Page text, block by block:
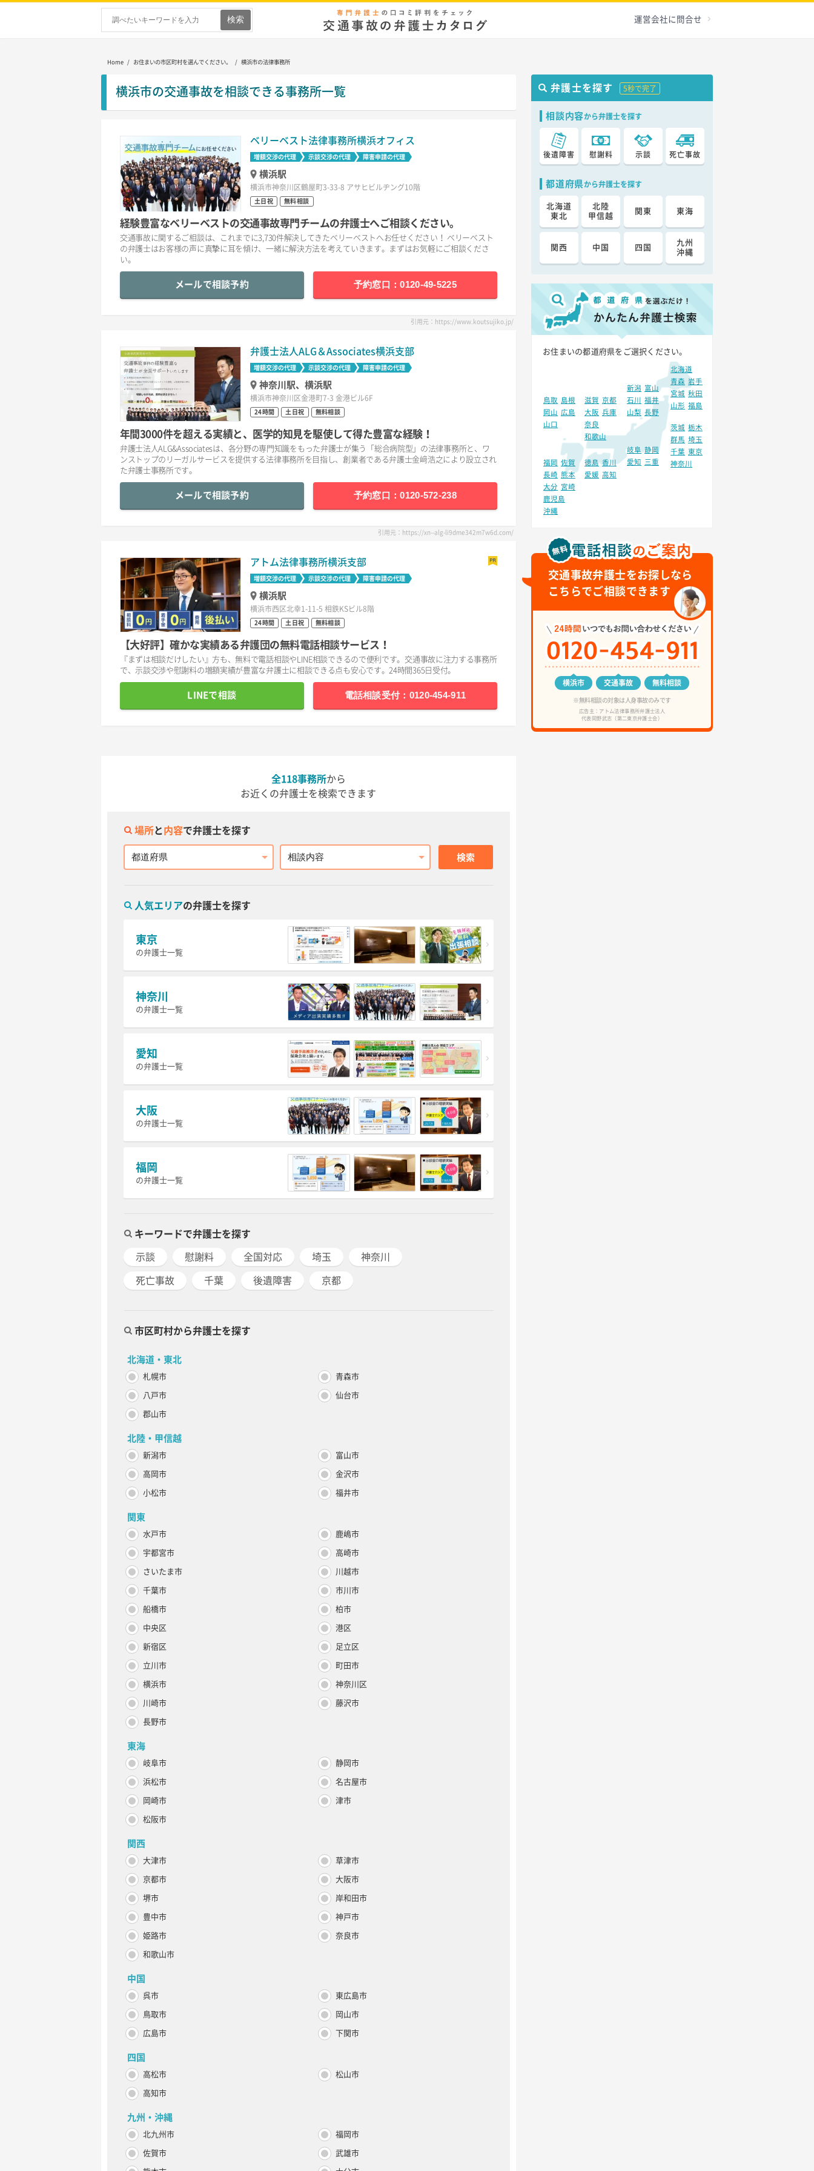
運営会社に問合せ
Home / お住まいの市区町村を選んでください。 / 横浜市の法律事務所
横浜市の交通事故を相談できる事務所一覧
ベリーベスト法律事務所横浜オフィス
増額交渉の代理 示談交渉の代理 障害申請の代理
横浜駅
横浜市神奈川区鶴屋町3-33-8 アサヒビルヂング10階
土日祝 無料相談
経験豊富なベリーベストの交通事故専門チームの弁護士へご相談ください。
交通事故に関するご相談は、これまでに3,730件解決してきたベリーベストへお任せください！ ベリーベスト
の弁護士はお客様の声に真摯に耳を傾け、一緒に解決方法を考えていきます。まずはお気軽にご相談くださ
い。
メールで相談予約 予約窓口：0120-49-5225
引用元：https://www.koutsujiko.jp/
弁護士法人ALG＆Associates横浜支部
増額交渉の代理 示談交渉の代理 障害申請の代理
神奈川駅、横浜駅
横浜市神奈川区金港町7-3 金港ビル6F
24時間 土日祝 無料相談
年間3000件を超える実績と、医学的知見を駆使して得た豊富な経験！
弁護士法人ALG&Associatesは、各分野の専門知識をもった弁護士が集う「総合病院型」の法律事務所と、ワ
ンストップのリーガルサービスを提供する法律事務所を目指し、創業者である弁護士金﨑浩之により設立され
た弁護士事務所です。
メールで相談予約 予約窓口：0120-572-238
引用元：https://xn--alg-li9dme342m7w6d.com/
アトム法律事務所横浜支部
増額交渉の代理 示談交渉の代理 障害申請の代理
横浜駅
横浜市西区北幸1-11-5 相鉄KSビル8階
24時間 土日祝 無料相談
【大好評】確かな実績ある弁護団の無料電話相談サービス！
『まずは相談だけしたい』方も、無料で電話相談やLINE相談できるので便利です。交通事故に注力する事務所
で、示談交渉や慰謝料の増額実績が豊富な弁護士に相談できる点も安心です。24時間365日受付。
LINEで相談 電話相談受付：0120-454-911
全118事務所から
お近くの弁護士を検索できます
場所と 内容で弁護士を探す
都道府県 相談内容 検索
人気エリアの弁護士を探す
東京
の弁護士一覧
神奈川
の弁護士一覧
愛知
の弁護士一覧
大阪
の弁護士一覧
福岡
の弁護士一覧
キーワードで弁護士を探す
示談 慰謝料 全国対応 埼玉 神奈川
死亡事故 千葉 後遺障害 京都
市区町村から弁護士を探す
北海道・東北
札幌市 青森市
八戸市 仙台市
郡山市
北陸・甲信越
新潟市 富山市
高岡市 金沢市
小松市 福井市
関東
水戸市 鹿嶋市
宇都宮市 高崎市
さいたま市 川越市
千葉市 市川市
船橋市 柏市
中央区 港区
新宿区 足立区
立川市 町田市
横浜市 神奈川区
川崎市 藤沢市
長野市
東海
岐阜市 静岡市
浜松市 名古屋市
岡崎市 津市
松阪市
関西
大津市 草津市
京都市 大阪市
堺市 岸和田市
豊中市 神戸市
姫路市 奈良市
和歌山市
中国
呉市 東広島市
鳥取市 岡山市
広島市 下関市
四国
高松市 松山市
高知市
九州・沖縄
北九州市 福岡市
佐賀市 武雄市
弁護士を探す 5秒で完了
相談内容から弁護士を探す
後遺障害 慰謝料 示談 死亡事故
都道府県から弁護士を探す
北海道
東北
北陸
甲信越
関東 東海
関西 中国 四国
九州
沖縄
お住まいの都道府県をご選択ください。
北海道
青森 岩手
宮城 秋田
山形 福島
新潟
富山
石川
福井
山梨 長野
茨城 栃木
群馬 埼玉
千葉 東京
神奈川
岐阜
静岡
愛知
三重
滋賀 京都
大阪 兵庫
奈良
和歌山
鳥取
島根
岡山
広島
山口
徳島 香川
愛媛 高知
福岡
佐賀
長崎 熊本
大分
宮崎
鹿児島
沖縄
交通事故弁護士をお探しなら
こちらでご相談できます
横浜市 交通事故 無料相談
※無料相談の対象は人身事故のみです
広告主：アトム法律事務所弁護士法人
代表岡野武志（第二東京弁護士会）